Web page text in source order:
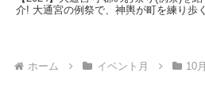
介! 大通宮の例祭で、神輿が町を練り歩く
ホーム イベント月 10月